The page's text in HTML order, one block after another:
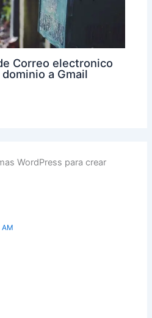
Correo electronico
a Gmail
WordPress para crear
AM